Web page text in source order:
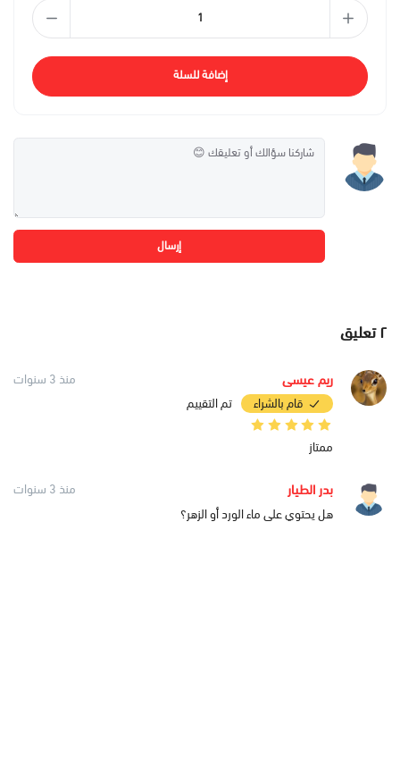
إضافة للسلة
إرسال
٢تعليق
ريم عيسى
قام بالشراء تم التقييم
منذ 3 سنوات
ممتاز
بدر الطيار
منذ 3 سنوات
هل يحتوي على ماء الورد أو الزهر؟